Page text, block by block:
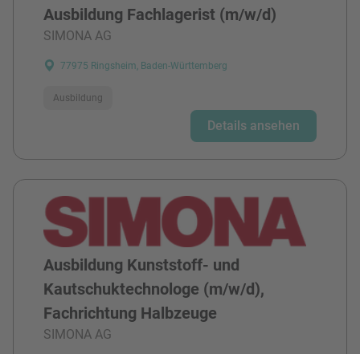
Ausbildung Fachlagerist (m/w/d)
SIMONA AG
77975 Ringsheim, Baden-Württemberg
Ausbildung
Details ansehen
Ausbildung Kunststoff- und
Kautschuktechnologe (m/w/d),
Fachrichtung Halbzeuge
SIMONA AG